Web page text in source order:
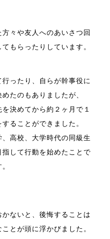
々や友人へのあいさつ回
もらったりしています。
ったり、自らが幹事役に
たのもありましたが、
決めてから約２ヶ月で１
ることができました。
高校、大学時代の同級生
して行動を始めたことで
ないと、後悔することは
とが頭に浮かびました。